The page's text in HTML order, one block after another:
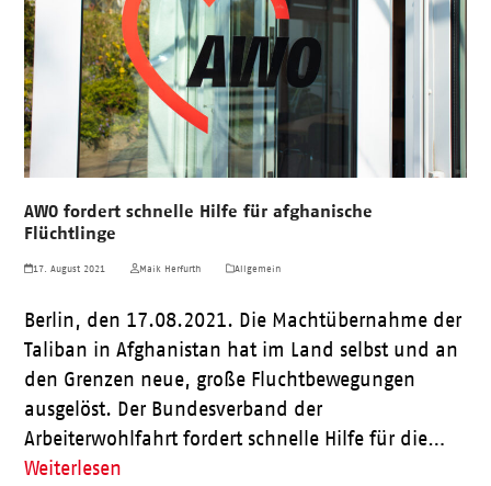
AWO fordert schnelle Hilfe für afghanische
Flüchtlinge
17. August 2021 Maik Herfurth Allgemein
Berlin, den 17.08.2021. Die Machtübernahme der
Taliban in Afghanistan hat im Land selbst und an
den Grenzen neue, große Fluchtbewegungen
ausgelöst. Der Bundesverband der
Arbeiterwohlfahrt fordert schnelle Hilfe für die…
Weiterlesen